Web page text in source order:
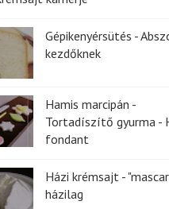
Gépikenyérsütés -
kezdőknek
Hamis marcipán -
Tortadíszítő gyurma -
fondant
Házi krémsajt -
házilag